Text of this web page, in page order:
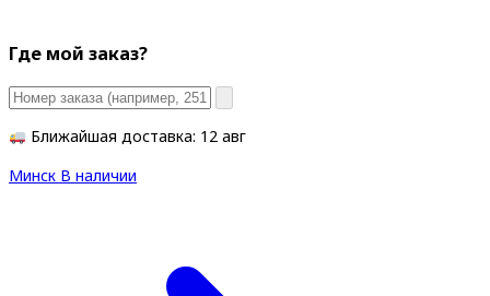
Где мой заказ?
Ближайшая доставка: 12 авг
Минск В наличии